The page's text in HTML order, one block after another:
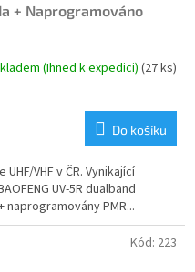
+ Naprogramováno
(Ihned k expedici)(27 ks)
Do košíku
VHF v ČR. Vynikající
UV-5R dualband
naprogramovány PMR...
Kód: 223